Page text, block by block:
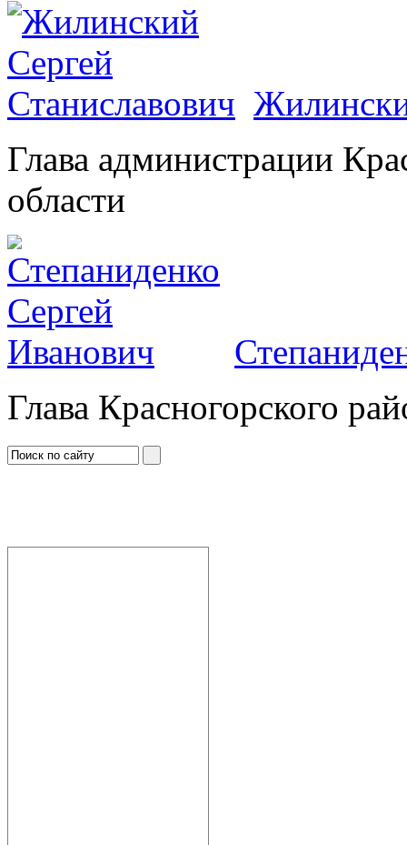
Глава администрации
области
Глава Красногорского